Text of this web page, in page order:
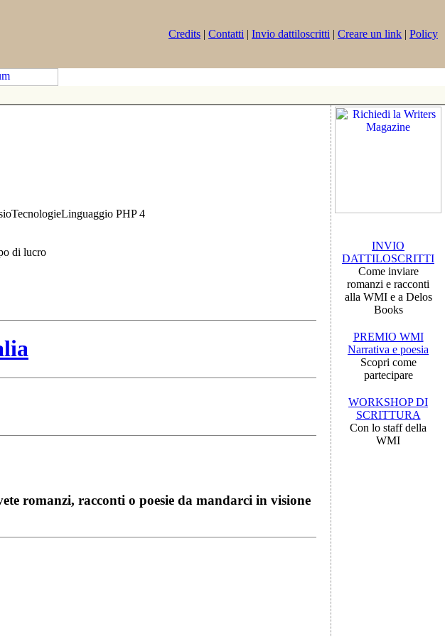
Credits | Contatti | Invio dattiloscritti | Creare un link | Policy
PHP 4
di lucro
romanzi, racconti o poesie da mandarci in visione
INVIO
DATTILOSCRITTI
Come inviare
romanzi e racconti
alla WMI e a Delos
Books
PREMIO WMI
Narrativa e poesia
Scopri come
partecipare
WORKSHOP DI
SCRITTURA
Con lo staff della
WMI